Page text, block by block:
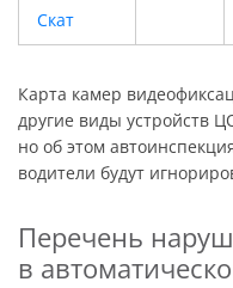
Скат
Карта камер
другие виды устройств
но об этом
водители будут
Перечень
в